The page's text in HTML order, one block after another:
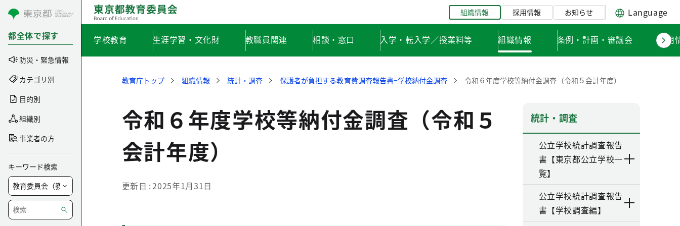
コンテンツにスキップ
都全体で探す
防災・緊急情報
カテゴリ別
目的別
組織別
事業者の方
キーワード検索
組織情報 採用情報 お知らせ Language
学校教育 生涯学習・文化財 教職員関連 相談・窓口 入学・転入学／授業料等 組織情報 条例・計画・審議会 採用
教育庁トップ 組織情報 統計・調査 保護者が負担する教育費調査報告書−学校納付金調査 令和６年度学校等納付金調査（令和５会計年度）
令和６年度学校等納付金調査（令和５
会計年度）
更新日 2025年1月31日
統計・調査
公立学校統計調査報告
書【東京都公立学校一
覧】
公立学校統計調査報告
書【学校調査編】